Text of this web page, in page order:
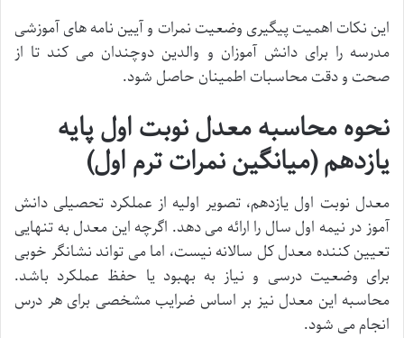
این نکات اهمیت پیگیری وضعیت نمرات و آیین نامه های آموزشی
مدرسه را برای دانش آموزان و والدین دوچندان می کند تا از
صحت و دقت محاسبات اطمینان حاصل شود.
نحوه محاسبه معدل نوبت اول پایه
یازدهم (میانگین نمرات ترم اول)
معدل نوبت اول یازدهم، تصویر اولیه از عملکرد تحصیلی دانش
آموز در نیمه اول سال را ارائه می دهد. اگرچه این معدل به تنهایی
تعیین کننده معدل کل سالانه نیست، اما می تواند نشانگر خوبی
برای وضعیت درسی و نیاز به بهبود یا حفظ عملکرد باشد.
محاسبه این معدل نیز بر اساس ضرایب مشخصی برای هر درس
انجام می شود.